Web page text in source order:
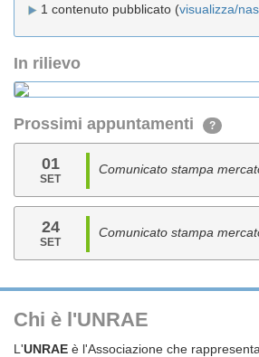
1 contenuto pubblicato (visualizza/
In rilievo
Prossimi appuntamenti ?
01
SET
Comunicato stampa
24
SET
Comunicato stampa
Chi è l'UNRAE
L'UNRAE è l'Associazione che